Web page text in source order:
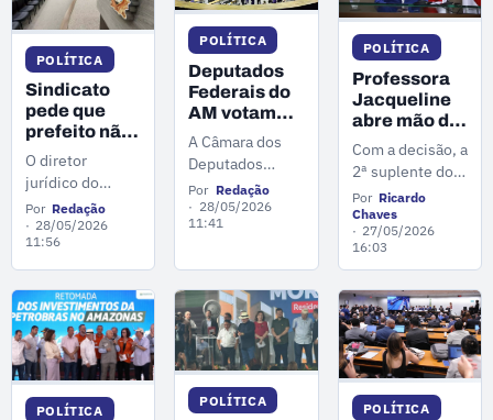
suspenso após
decisão do
Tribunal
Superior
Eleitoral (TSE).
Especiais da
Polícia Militar
em Batalhão de
Operações
Policiais
Especiais,
conhecido como
Bope.
POLÍTICA
Sindicato
pede que
prefeito não
sancione
aumento
salarial de
professores
aprovado na
O diretor
jurídico do
sindicato,
Lambert Melo,
afirmou que já
foi encaminhado
um ofício ao
prefeito
solicitando a
volta aos
diálogos.
Por Redação
28/05/2026
11:56
POLÍTICA
Deputados
Federais do
AM votam
100% a favor
do projeto
que acaba
com escala
6X1
A Câmara dos
Deputados
aprovou a
Proposta de
Emenda à
que acaba com a
escala de
trabalho 6x1.
Por Redação
28/05/2026
11:41
POLÍTICA
Professora
Jacqueline
abre mão de
vaga na
Aleam e
permanece
na CMM
Com a decisão, a
2ª suplente do
União Brasil,
Brenna Dianná,
deve ser
deputada
estadual no
próximo dia 2 de
junho.
Por Ricardo
Chaves
27/05/2026
16:03
POLÍTICA
POLÍTICA POLÍTICA